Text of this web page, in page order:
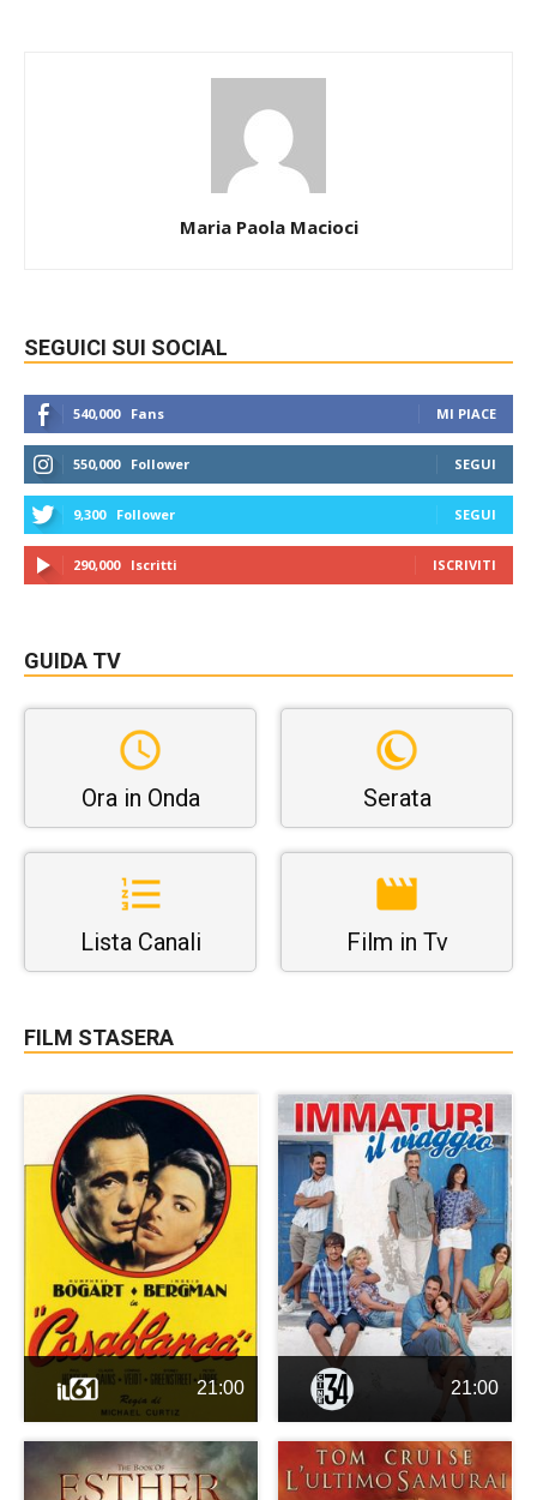
Maria Paola Macioci
SEGUICI SUI SOCIAL
540,000 Fans MI PIACE
550,000 Follower SEGUI
9,300 Follower SEGUI
290,000 Iscritti ISCRIVITI
GUIDA TV
Ora in Onda Serata
Lista Canali Film in Tv
FILM STASERA
21:00 21:00